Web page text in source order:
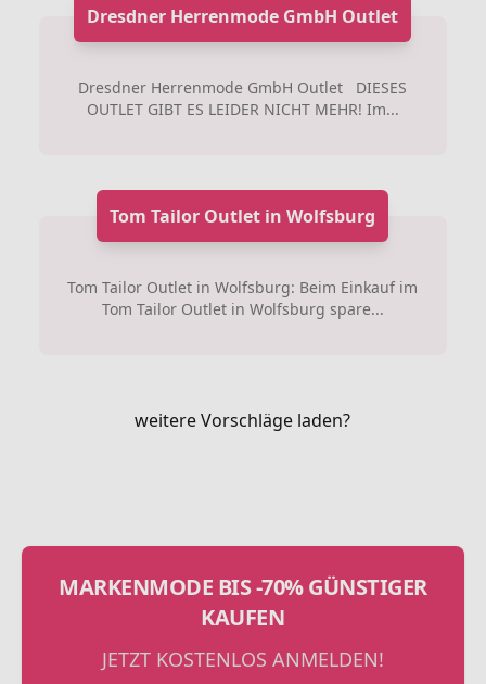
Dresdner Herrenmode GmbH Outlet
Dresdner Herrenmode GmbH Outlet DIESES
OUTLET GIBT ES LEIDER NICHT MEHR! Im...
Tom Tailor Outlet in Wolfsburg
Tom Tailor Outlet in Wolfsburg: Beim Einkauf im
Tom Tailor Outlet in Wolfsburg spare...
weitere Vorschläge laden?
MARKENMODE BIS -70% GÜNSTIGER
KAUFEN
JETZT KOSTENLOS ANMELDEN!